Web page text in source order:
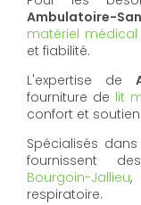
Ambulatoire-
matériel
et fiabilité.
L'expertise de
fourniture de lit
confort et
Spécialisés
fournissent
Bourgoin-Jallieu,
respiratoire.